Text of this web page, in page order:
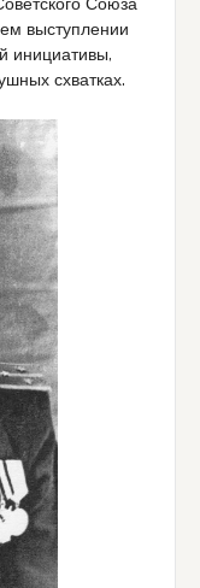
Союза
выступлении
инициативы,
схватках.